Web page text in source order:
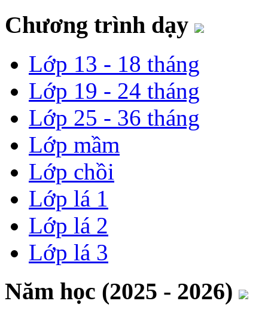
Chương trình dạy
Lớp 13 - 18 tháng
Lớp 19 - 24 tháng
Lớp 25 - 36 tháng
Lớp mầm
Lớp chồi
Lớp lá 1
Lớp lá 2
Lớp lá 3
Năm học (2025 - 2026)